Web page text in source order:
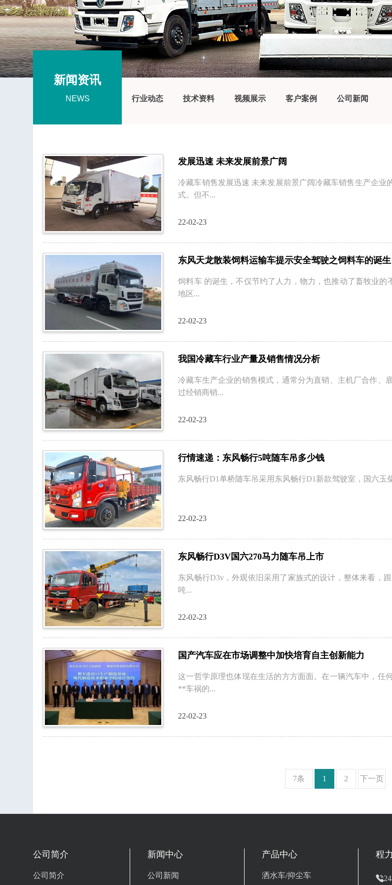
新闻资讯
NEWS 行业动态 技术资料 视频展示 客户案例 公司新闻
发展迅速 未来发展前景广阔
冷藏车销售发展迅速 未来发展前景广阔冷藏车销售生产企
式。但不...
22-02-23
东风天龙散装饲料运输车提示安全驾驶之饲料车的诞生
饲料车 的诞生，不仅节约了人力，物力，也推动了畜牧业
地区...
22-02-23
我国冷藏车行业产量及销售情况分析
冷藏车生产企业的销售模式，通常分为直销、主机厂合作、
过经销商销...
22-02-23
行情速递：东风畅行5吨随车吊多少钱
东风畅行D1单桥随车吊采用东风畅行D1新款驾驶室，国六玉
22-02-23
东风畅行D3V国六270马力随车吊上市
东风畅行D3v，外观依旧采用了家族式的设计，整体来看，
吨...
22-02-23
国产汽车应在市场调整中加快培育自主创新能力
这一哲学原理也体现在生活的方方面面。在一辆汽车中，任
**车祸的...
22-02-23
7条 1 2 下一页
公司简介
公司简介
新闻中心
公司新闻
产品中心
洒水车/抑尘车
程
